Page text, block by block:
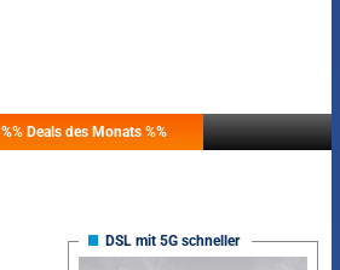
%% Deals des Monats %%
DSL mit 5G schneller